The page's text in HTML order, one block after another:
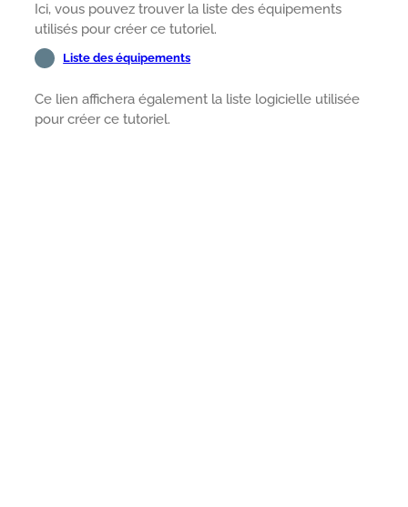
Ici, vous pouvez trouver la liste des équipements
utilisés pour créer ce tutoriel.
Liste des équipements
Ce lien affichera également la liste logicielle utilisée
pour créer ce tutoriel.